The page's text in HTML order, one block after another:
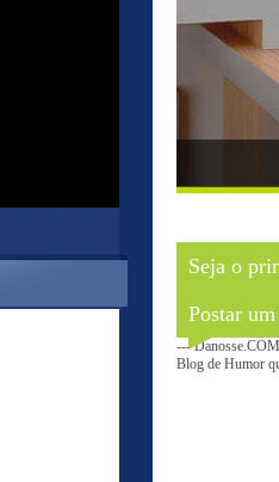
Seja o
Postar
---
Blog de Humor